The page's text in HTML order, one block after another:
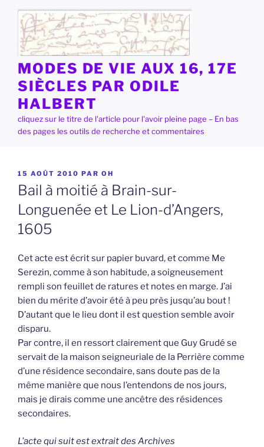
contenu
principal
MODES DE VIE AUX 16, 17E
SIÈCLES PAR ODILE
HALBERT
cliquez sur le titre de l'article pour l'avoir pleine page – En bas
des pages les outils de recherche et commentaires
PUBLIÉ
LE
15 AOÛT 2010 PAR OH
Bail à moitié à Brain-sur-
Longuenée et Le Lion-d’Angers,
1605
Cet acte est écrit sur papier buvard, et comme Me
Serezin, comme à son habitude, a soigneusement
rempli son feuillet de ratures et notes en marge. J’ai
bien du mérite d’avoir été à peu près jusqu’au bout !
D’autant que le lieu dont il est question semble avoir
disparu.
Par contre, il en ressort clairement que Guy Grudé se
servait de la maison seigneuriale de la Perrière comme
d’une résidence secondaire, sans doute pas de la
même manière que nous l’entendons de nos jours,
mais je dirais comme une ancêtre des résidences
secondaires.
L’acte qui suit est extrait des Archives